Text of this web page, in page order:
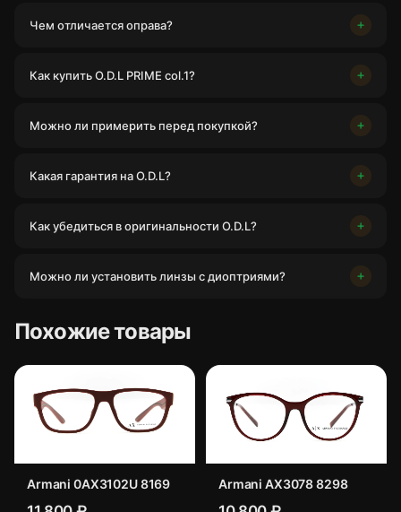
Чем отличается оправа?
Как купить O.D.L PRIME col.1?
Можно ли примерить перед покупкой?
Какая гарантия на O.D.L?
Как убедиться в оригинальности O.D.L?
Можно ли установить линзы с диоптриями?
Похожие товары
Armani 0AX3102U 8169 Armani AX3078 8298